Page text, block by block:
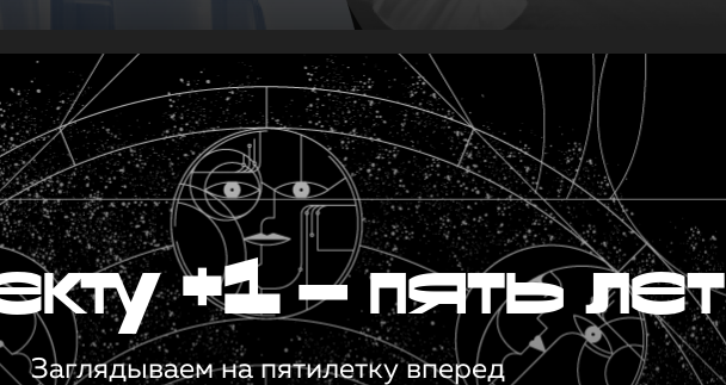
+1 — пять лет
Заглядываем на пятилетку вперед